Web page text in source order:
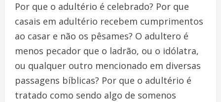
Por que o adultério é celebrado? Por que
casais em adultério recebem cumprimentos
ao casar e não os pêsames? O adultero é
menos pecador que o ladrão, ou o idólatra,
ou qualquer outro mencionado em diversas
passagens bíblicas? Por que o adultério é
tratado como sendo algo de somenos